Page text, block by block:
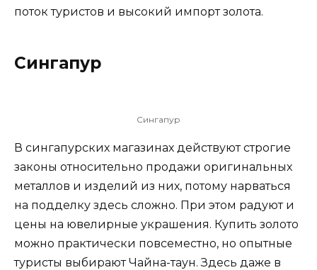
поток туристов и высокий импорт золота.
Сингапур
Сингапур
В сингапурских магазинах действуют строгие
законы относительно продажи оригинальных
металлов и изделий из них, потому нарваться
на подделку здесь сложно. При этом радуют и
цены на ювелирные украшения. Купить золото
можно практически повсеместно, но опытные
туристы выбирают Чайна-таун. Здесь даже в